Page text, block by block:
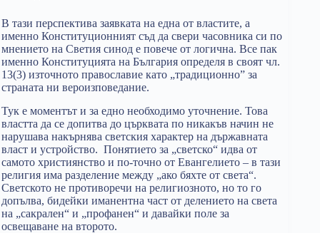
В тази перспектива заявката на една от властите, а
именно Конституционният съд да свери часовника си по
мнението на Светия синод е повече от логична. Все пак
именно Конституцията на България определя в своят чл.
13(3) източното православие като „традиционно” за
страната ни вероизповедание.
Тук е моментът и за едно необходимо уточнение. Това
властта да се допитва до църквата по никакъв начин не
нарушава накърнява светския характер на държавната
власт и устройство. Понятието за „светско“ идва от
самото християнство и по-точно от Евангелието – в тази
религия има разделение между „ако бяхте от света“.
Светското не противоречи на религиозното, но то го
допълва, бидейки иманентна част от делението на света
на „сакрален“ и „профанен“ и давайки поле за
освещаване на второто.